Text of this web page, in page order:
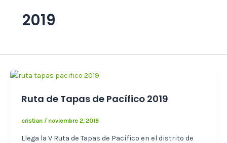
2019
Ruta de Tapas de Pacífico 2019
cristian / noviembre 2, 2019
Llega la V Ruta de Tapas de Pacífico en el distrito de